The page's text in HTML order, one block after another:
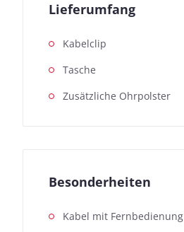
Lieferumfang
Kabelclip
Tasche
Zusätzliche Ohrpolster
Besonderheiten
Kabel mit Fernbedienung